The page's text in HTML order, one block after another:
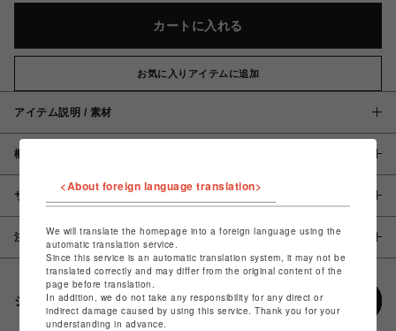
カートに入れる
お気に入りアイテムに追加
アイテム説明 / 素材
概要
サイズ
注意事項
シェアする
<About foreign language translation>
We will translate the homepage into a foreign language using the
automatic translation service.
Since this service is an automatic translation system, it may not be
translated correctly and may differ from the original content of the
page before translation.
In addition, we do not take any responsibility for any direct or
indirect damage caused by using this service. Thank you for your
understanding in advance.